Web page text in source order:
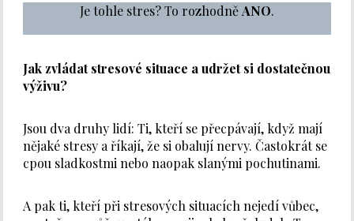
Je tohle stres? To rozhodněANO.
Jak zvládat stresové situace a udržet si dostatečnou
výživu?
Jsou dva druhy lidí: Ti, kteří se přecpávají, když mají
nějaké stresy a říkají, že si obalují nervy. Častokrát se
cpou sladkostmi nebo naopak slanými pochutinami.
A pak ti, kteří při stresových situacích nejedí vůbec,